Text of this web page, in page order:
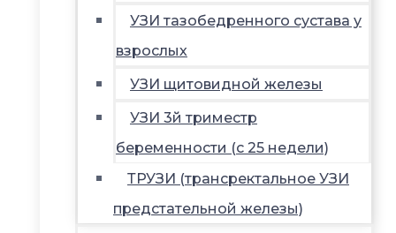
УЗИ тазобедренного сустава у
взрослых
УЗИ щитовидной железы
УЗИ 3й триместр
беременности (с 25 недели)
ТРУЗИ (трансректальное УЗИ
предстательной железы)